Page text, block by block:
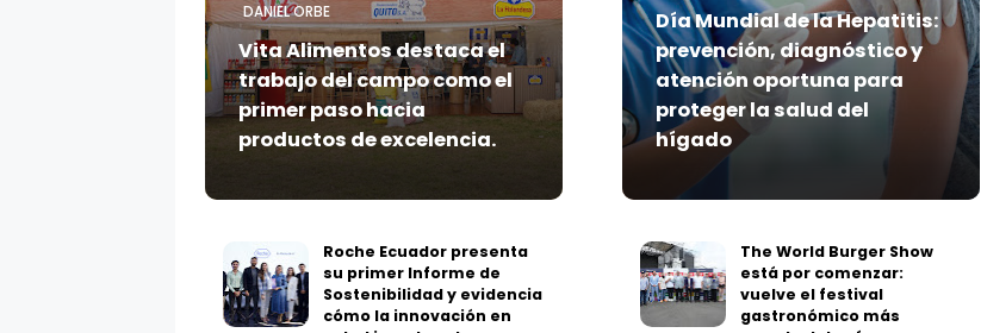
DANIEL ORBE
Vita Alimentos destaca el
trabajo del campo como el
primer paso hacia
productos de excelencia.
Roche Ecuador presenta
su primer Informe de
Sostenibilidad y evidencia
cómo la innovación en
Día Mundial de la Hepatitis:
prevención, diagnóstico y
atención oportuna para
proteger la salud del
hígado
The World Burger Show
está por comenzar:
vuelve el festival
gastronómico más